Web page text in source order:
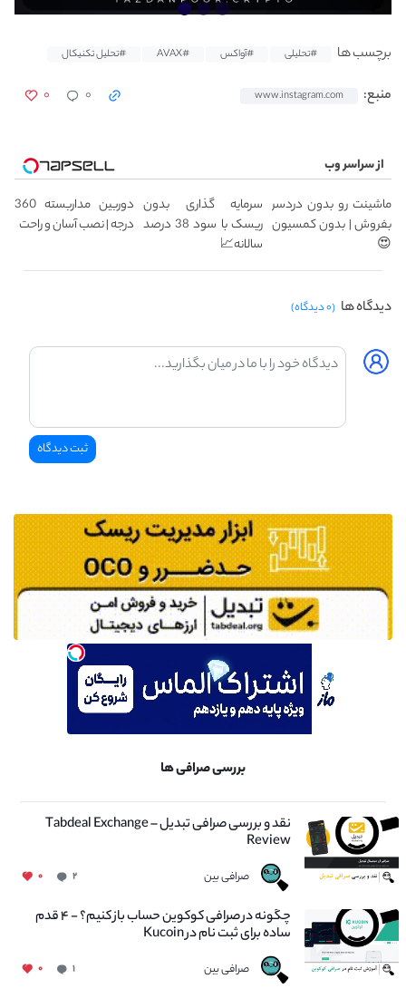
برچسب ها #تحلیلی #آواکس #AVAX #تحلیل تکنیکال
منبع: www.instagram.com ۰ ۰
از سراسر وب
ماشینت رو بدون دردسر
بفروش | بدون کمسیون
😍
سرمایه گذاری بدون
ریسک با سود 38 درصد
سالانه📈
دوربین مداربسته 360
درجه | نصب آسان و راحت
دیدگاه ها (۰ دیدگاه)
بررسی صرافی ها
نقد و بررسی صرافی تبدیل – Tabdeal Exchange
Review
صرافی بین ۲ ۰
چگونه در صرافی کوکوین حساب باز کنیم؟ - ۴ قدم
ساده برای ثبت نام در Kucoin
صرافی بین ۱ ۰